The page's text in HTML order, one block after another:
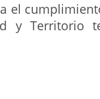
el
y Territorio